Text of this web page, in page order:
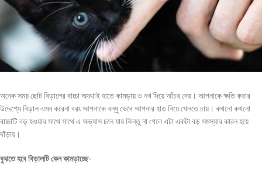
অনেক সময় ছোট বিড়ালের বাচ্চা অযথাই হাতে কামড়ায় ও নখ দিয়ে আঁচর দেয়। আপনাকে ক্ষতি করার
উদ্দেশ্যে বিড়াল এমন করেনা বরং আপনাকে বন্ধু ভেবে আপনার হাত নিয়ে খেলতে চায়। কখনো কখনো
বাচ্চাটি বড় হওয়ার সাথে সাথে এ অভ্যাস চলে যায় কিন্তু না গেলে এটা একটা বড় সমস্যার কারন হয়ে
দাঁড়ায়।
বুঝতে হবে বিড়ালটি কেন কামড়াচ্ছে-